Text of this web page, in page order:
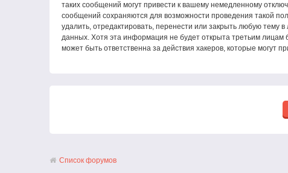
таких сообщений могут привести к вашему немедленному
сообщений сохраняются для возможности проведения такой
удалить, отредактировать, перенести или закрыть любую тему
данных. Хотя эта информация не будет открыта третьим
может быть ответственна за действия хакеров, которые могут
Список форумов